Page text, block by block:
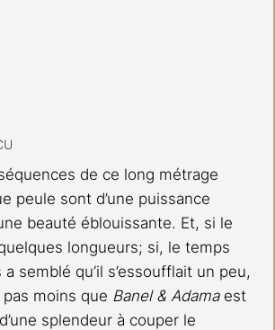
de ce long métrage
peule sont d’une puissance
beauté éblouissante. Et, si le
longueurs; si, le temps
semblé qu’il s’essoufflait un peu,
pas moins que Banel & Adama est
splendeur à couper le